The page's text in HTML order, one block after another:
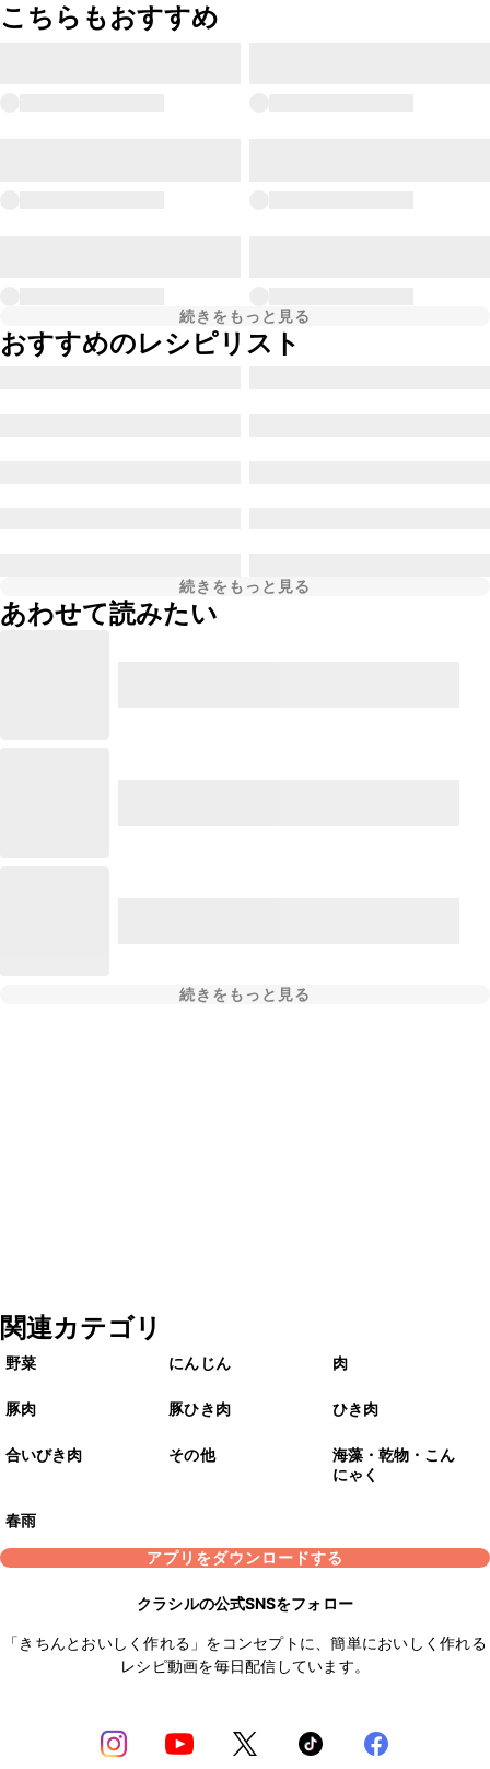
こちらもおすすめ
続きをもっと見る
おすすめのレシピリスト
続きをもっと見る
あわせて読みたい
続きをもっと見る
関連カテゴリ
野菜 にんじん 肉
豚肉 豚ひき肉 ひき肉
合いびき肉 その他
海藻・乾物・こん
にゃく
春雨
アプリをダウンロードする
クラシルの公式SNSをフォロー
「きちんとおいしく作れる」をコンセプトに、簡単においしく作れる
レシピ動画を毎日配信しています。